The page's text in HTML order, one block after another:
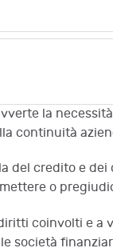
la
continuità
credito e
o
coinvolti e
società